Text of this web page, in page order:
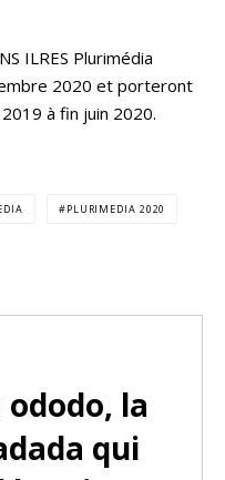
ILRES Plurimédia
2020 et porteront
à fin juin 2020.
PLURIMEDIA 2020